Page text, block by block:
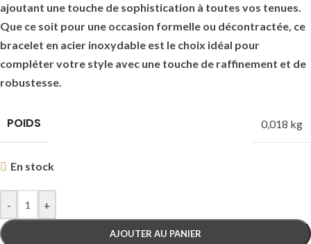
ajoutant une touche de sophistication à toutes vos tenues.
Que ce soit pour une occasion formelle ou décontractée, ce
bracelet en acier inoxydable est le choix idéal pour
compléter votre style avec une touche de raffinement et de
robustesse.
POIDS 0,018 kg
En stock
- +
AJOUTER AU PANIER